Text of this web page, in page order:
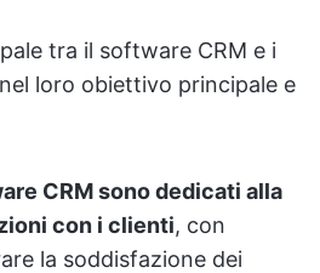
tra il software CRM e i
loro obiettivo principale e
CRM sono dedicati alla
con i clienti, con
la soddisfazione dei